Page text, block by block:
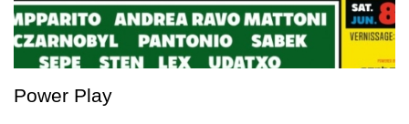
Power Play